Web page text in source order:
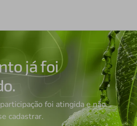
já foi
foi atingida e não
cadastrar.